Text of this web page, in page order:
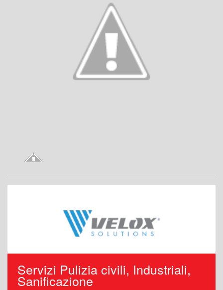
Servizi Pulizia civili, Industriali,
Sanificazione